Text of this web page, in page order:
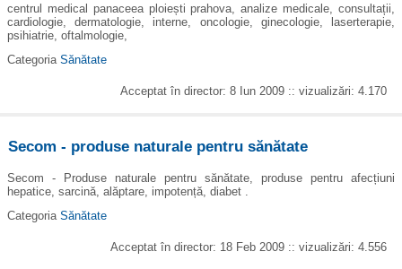
centrul medical panaceea ploiești prahova, analize medicale, consultații,
cardiologie, dermatologie, interne, oncologie, ginecologie, laserterapie,
psihiatrie, oftalmologie,
Categoria Sănătate
Acceptat în director: 8 Iun 2009 :: vizualizări: 4.170
Secom - produse naturale pentru sănătate
Secom - Produse naturale pentru sănătate, produse pentru afecțiuni
hepatice, sarcină, alăptare, impotență, diabet .
Categoria Sănătate
Acceptat în director: 18 Feb 2009 :: vizualizări: 4.556